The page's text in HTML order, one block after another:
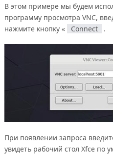
В этом примере мы будем
программу просмотра VNC,
нажмите кнопку «
Connect .
При появлении запроса
увидеть рабочий стол Xfce по